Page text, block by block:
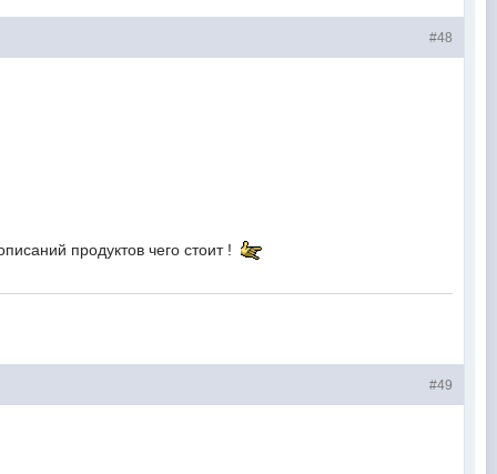
#48
продуктов чего стоит !
#49